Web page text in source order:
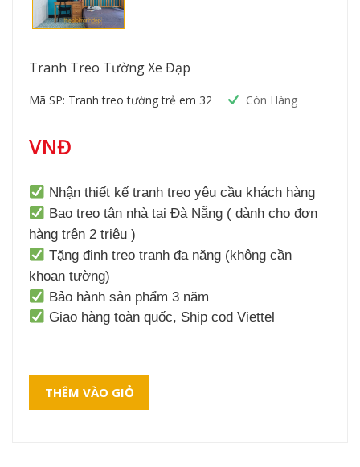
Tranh Treo Tường Xe Đạp
Mã SP: Tranh treo tường trẻ em 32 Còn Hàng
VNĐ
Nhận thiết kế tranh treo yêu cầu khách hàng
Bao treo tận nhà tại Đà Nẵng ( dành cho đơn
hàng trên 2 triệu )
Tặng đinh treo tranh đa năng (không cần
khoan tường)
Bảo hành sản phẩm 3 năm
Giao hàng toàn quốc, Ship cod Viettel
THÊM VÀO GIỎ